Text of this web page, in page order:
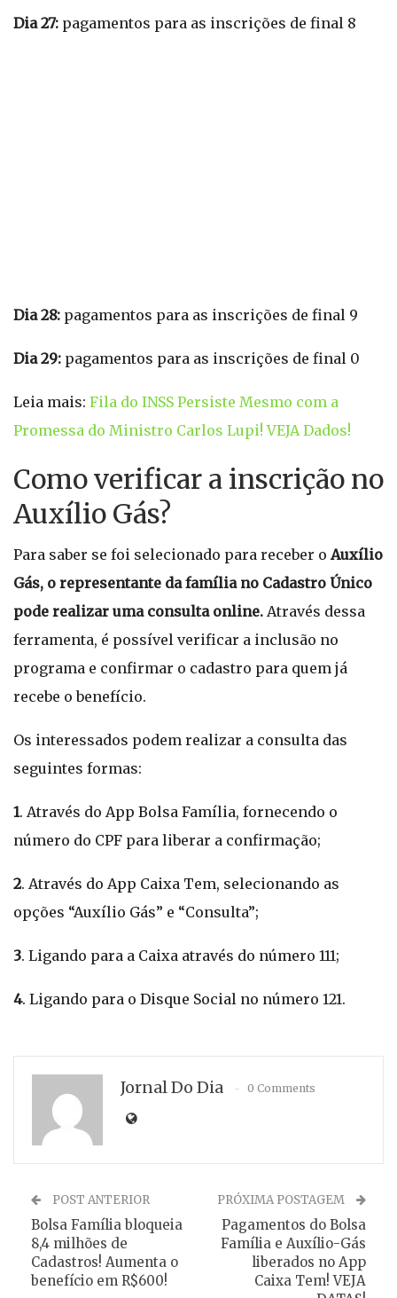
Dia 27: pagamentos para as inscrições de final 8
Dia 28: pagamentos para as inscrições de final 9
Dia 29: pagamentos para as inscrições de final 0
Leia mais: Fila do INSS Persiste Mesmo com a
Promessa do Ministro Carlos Lupi! VEJA Dados!
Como verificar a inscrição no
Auxílio Gás?
Para saber se foi selecionado para receber oAuxílio
Gás, o representante da família no Cadastro Único
pode realizar uma consulta online. Através dessa
ferramenta, é possível verificar a inclusão no
programa e confirmar o cadastro para quem já
recebe o benefício.
Os interessados podem realizar a consulta das
seguintes formas:
1. Através do App Bolsa Família, fornecendo o
número do CPF para liberar a confirmação;
2. Através do App Caixa Tem, selecionando as
opções “Auxílio Gás” e “Consulta”;
3. Ligando para a Caixa através do número 111;
4. Ligando para o Disque Social no número 121.
Jornal Do Dia 0 Comments
POST ANTERIOR
Bolsa Família bloqueia
8,4 milhões de
Cadastros! Aumenta o
benefício em R$600!
PRÓXIMA POSTAGEM
Pagamentos do Bolsa
Família e Auxílio-Gás
liberados no App
Caixa Tem! VEJA